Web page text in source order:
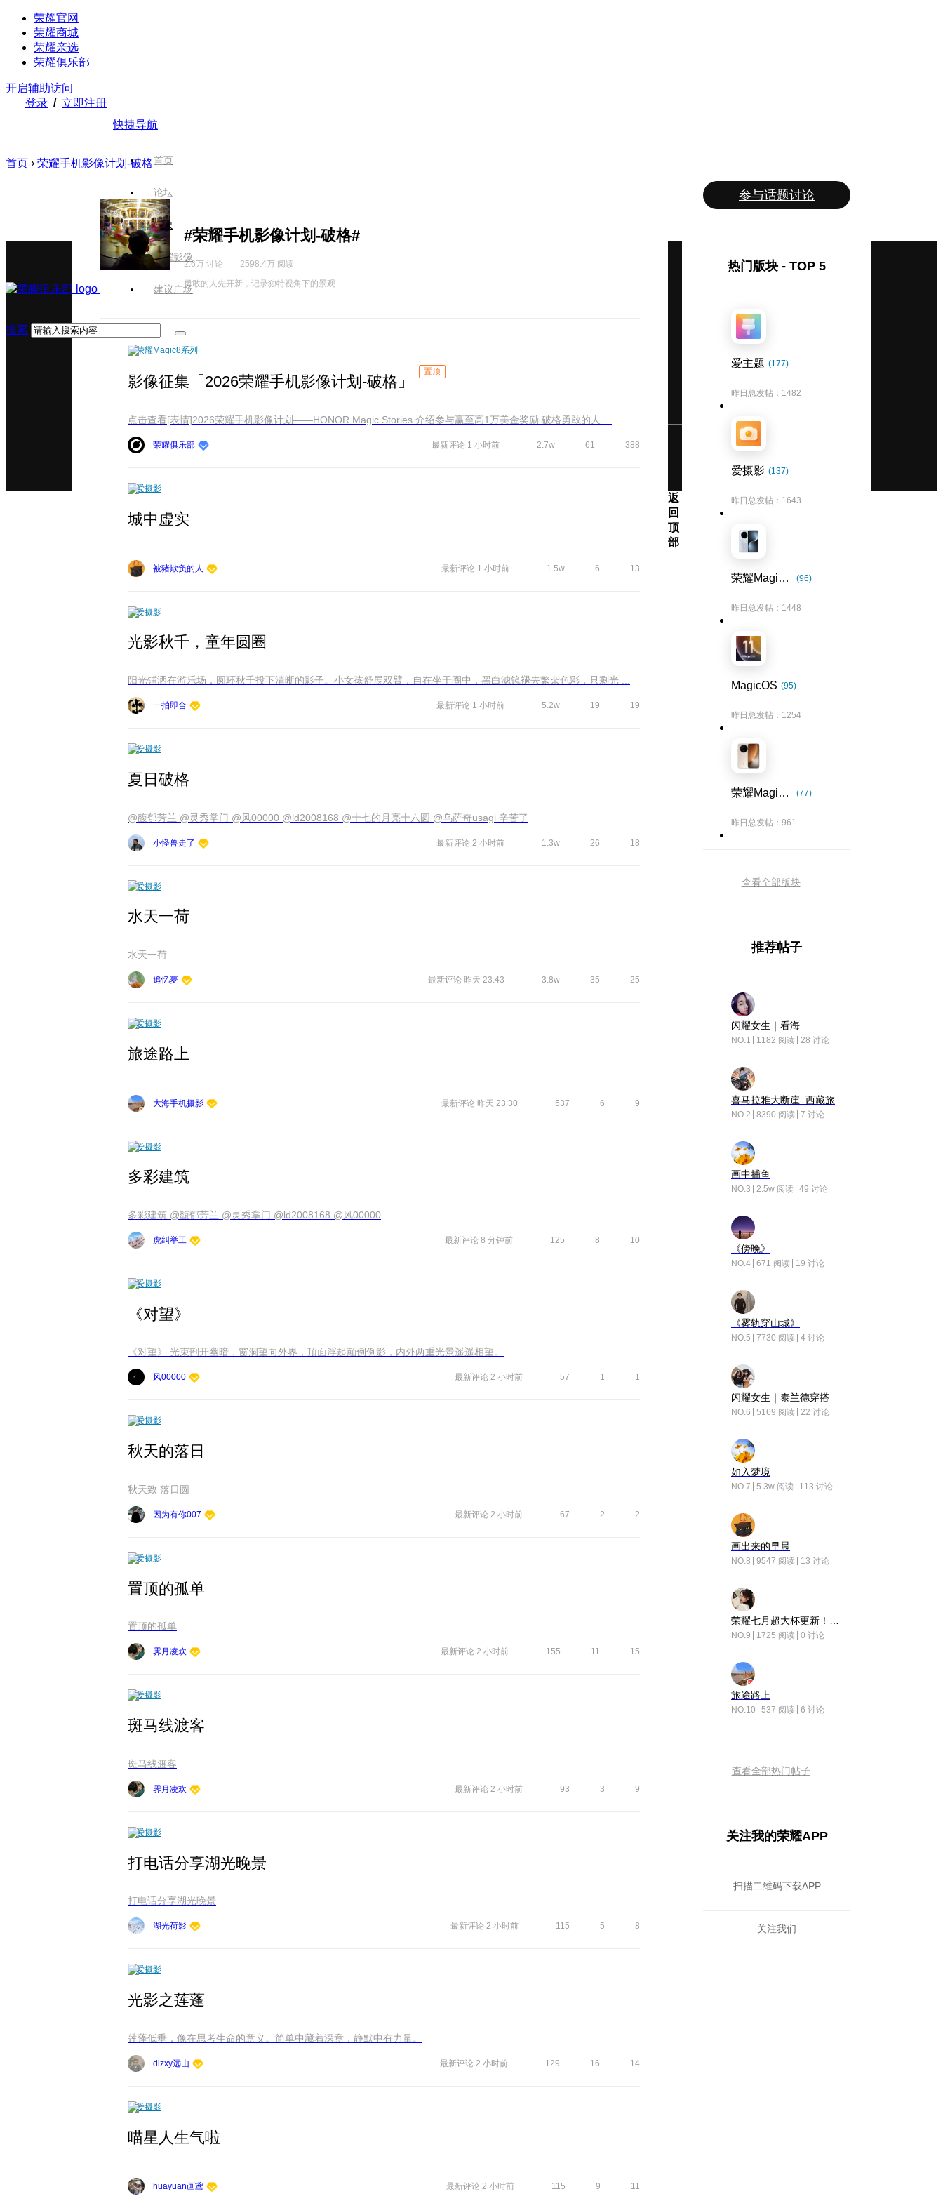
荣耀官网
荣耀商城
荣耀亲选
荣耀俱乐部
开启辅助访问
登录 / 立即注册
快捷导航
首页
论坛
版块
荣耀影像
建议广场
搜索
首页 › 荣耀手机影像计划-破格
#荣耀手机影像计划-破格#
2.6万 讨论
2598.4万 阅读
勇敢的人先开新，记录独特视角下的景观
荣耀Magic8系列
影像征集「2026荣耀手机影像计划-破格」
置顶
点击查看[表情]2026荣耀手机影像计划——HONOR Magic Stories 介绍参与赢至高1万美金奖励 破格勇敢的人 ...
荣耀俱乐部 最新评论 1 小时前 2.7w 61 388
爱摄影
城中虚实
被猪欺负的人 最新评论 1 小时前 1.5w 6 13
爱摄影
光影秋千，童年圆圈
阳光铺洒在游乐场，圆环秋千投下清晰的影子。小女孩舒展双臂，自在坐于圈中，黑白滤镜褪去繁杂色彩，只剩光 ...
一拍即合 最新评论 1 小时前 5.2w 19 19
爱摄影
夏日破格
@馥郁芳兰 @灵秀掌门 @风00000 @ld2008168 @十七的月亮十六圆 @乌萨奇usagi 辛苦了
小怪兽走了 最新评论 2 小时前 1.3w 26 18
爱摄影
水天一荷
水天一荷
追忆夢 最新评论 昨天 23:43 3.8w 35 25
爱摄影
旅途路上
大海手机摄影 最新评论 昨天 23:30 537 6 9
爱摄影
多彩建筑
多彩建筑 @馥郁芳兰 @灵秀掌门 @ld2008168 @风00000
虎纠举工 最新评论 8 分钟前 125 8 10
爱摄影
《对望》
《对望》 光束剖开幽暗，窗洞望向外界，顶面浮起颠倒倒影，内外两重光景遥遥相望。
风00000 最新评论 2 小时前 57 1 1
爱摄影
秋天的落日
秋天致 落日圆
因为有你007 最新评论 2 小时前 67 2 2
爱摄影
置顶的孤单
置顶的孤单
霁月凌欢 最新评论 2 小时前 155 11 15
爱摄影
斑马线渡客
斑马线渡客
霁月凌欢 最新评论 2 小时前 93 3 9
爱摄影
打电话分享湖光晚景
打电话分享湖光晚景
湖光荷影 最新评论 2 小时前 115 5 8
爱摄影
光影之莲蓬
莲蓬低垂，像在思考生命的意义。简单中藏着深意，静默中有力量。
dlzxy远山 最新评论 2 小时前 129 16 14
爱摄影
喵星人生气啦
huayuan画鸢 最新评论 2 小时前 115 9 11
参与话题讨论
热门版块 - TOP 5
爱主题 (177)
昨日总发帖：1482
爱摄影 (137)
昨日总发帖：1643
荣耀Magic7系列 (96)
昨日总发帖：1448
MagicOS (95)
昨日总发帖：1254
荣耀Magic8系列 (77)
昨日总发帖：961
查看全部版块
推荐帖子
闪耀女生｜看海
NO.1 1182 阅读 28 讨论
NO.2 8390 阅读 7 讨论
画中捕鱼
NO.3 2.5w 阅读 49 讨论
《傍晚》
NO.4 671 阅读 19 讨论
《雾轨穿山城》
NO.5 7730 阅读 4 讨论
闪耀女生｜泰兰德穿搭
NO.6 5169 阅读 22 讨论
如入梦境
NO.7 5.3w 阅读 113 讨论
画出来的早晨
NO.8 9547 阅读 13 讨论
NO.9 1725 阅读 0 讨论
旅途路上
NO.10 537 阅读 6 讨论
查看全部热门帖子
关注我的荣耀APP
扫描二维码下载APP
关注我们
返
回
顶
部